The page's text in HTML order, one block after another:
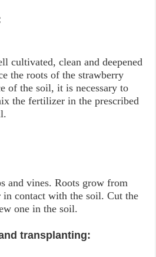
cultivated, clean and deepened
the roots of the strawberry
of the soil, it is necessary to
the fertilizer in the prescribed
and vines. Roots grow from
in contact with the soil. Cut the
one in the soil.
transplanting: